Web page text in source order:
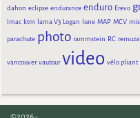
dahon eclipse endurance enduro Erevo
Imac ktm lama V3 Logan lune MAP MCV
parachute photo rammstein RC
vancouver vautour video vélo pliant